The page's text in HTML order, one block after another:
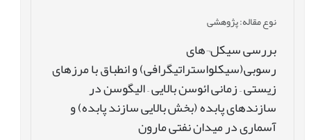
نوع مقاله: پژوهشی
بررسی سیکل¬های
رسوبی(سیکلواستراتیگرافی) و انطباق با مرزهای
زیستی – زمانی ائوسن بالایی – الیگوسن در
سازندهای پابده (بخش بالایی سازند پابده) و
آسماری در میدان نفتی مارون